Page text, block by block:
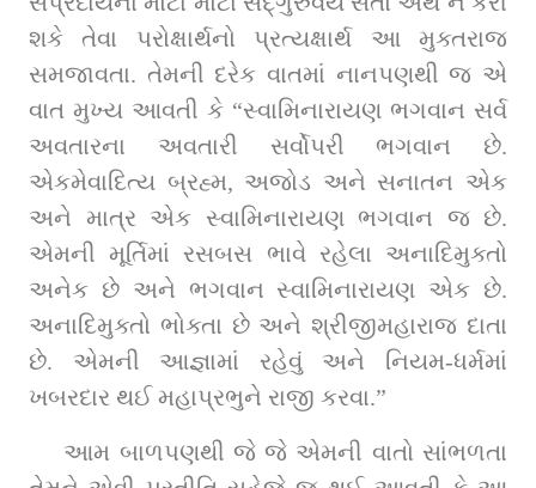
શકે તેવા પરોક્ષાર્થનો પ્રત્યક્ષાર્થ આ મુક્તરાજ
સમજાવતા. તેમની દરેક વાતમાં નાનપણથી જ એ
વાત મુખ્ય આવતી કે “સ્વામિનારાયણ ભગવાન સર્વ
અવતારના અવતારી સર્વોપરી ભગવાન છે.
એકમેવાદિત્ય બ્રહ્મ, અજોડ અને સનાતન એક
અને માત્ર એક સ્વામિનારાયણ ભગવાન જ છે.
એમની મૂર્તિમાં રસબસ ભાવે રહેલા અનાદિમુક્તો
અનેક છે અને ભગવાન સ્વામિનારાયણ એક છે.
અનાદિમુક્તો ભોક્તા છે અને શ્રીજીમહારાજ દાતા
છે. એમની આજ્ઞામાં રહેવું અને નિયમ-ધર્મમાં
ખબરદાર થઈ મહાપ્રભુને રાજી કરવા.”
આમ બાળપણથી જે જે એમની વાતો સાંભળતા